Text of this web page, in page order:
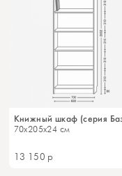
Книжный шкаф (серия
70x205x24 см
13 150 р